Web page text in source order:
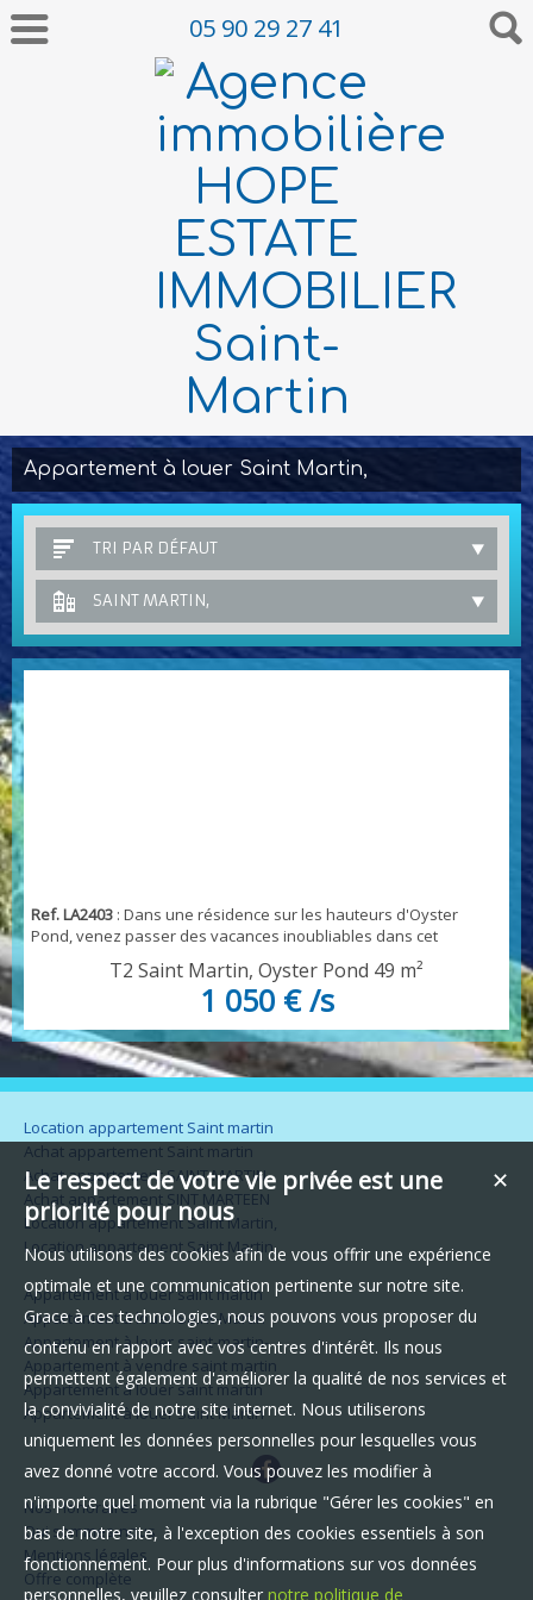
05 90 29 27 41
Appartement à louer Saint Martin,
TRI PAR DÉFAUT
SAINT MARTIN,
Ref. LA2403 : Dans une résidence sur les hauteurs d'Oyster
Pond, venez passer des vacances inoubliables dans cet
appartement parfaitement aménagée, prévu pour un couple, ,
ce dernier présente tout le confort nécessaire, cuisine équipée
et aménagée, avec machine à laver le linge, Cet appartement
en plus- vous avez donc une chambre avec...
T2 Saint Martin, Oyster Pond 49 m²
1 050 € /s
Location appartement Saint martin
Achat appartement Saint martin
Achat appartement SAINT MARTIN
Achat appartement SINT MARTEEN
Location appartement Saint Martin,
Location appartement Saint Martin
Appartement à louer saint martin
Appartement à louer Saint-Martin
Appartement à louer saint-martin-
Appartement à vendre saint martin
Appartement à louer saint martin
Appartement à louer Saint Martin
Nos Honoraires
Qui sommes-nous
Mentions légales
Offre complète
✕
Le respect de votre vie privée est une
priorité pour nous
Nous utilisons des cookies afin de vous offrir une expérience
optimale et une communication pertinente sur notre site.
Grace à ces technologies, nous pouvons vous proposer du
contenu en rapport avec vos centres d'intérêt. Ils nous
permettent également d'améliorer la qualité de nos services et
la convivialité de notre site internet. Nous utiliserons
uniquement les données personnelles pour lesquelles vous
avez donné votre accord. Vous pouvez les modifier à
n'importe quel moment via la rubrique "Gérer les cookies" en
bas de notre site, à l'exception des cookies essentiels à son
fonctionnement. Pour plus d'informations sur vos données
personnelles, veuillez consulter notre politique de